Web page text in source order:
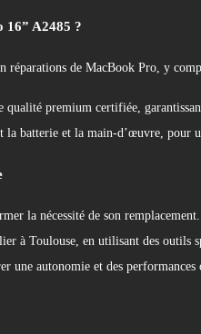
16” A2485 ?
réparations de MacBook Pro, y
qualité premium certifiée,
la batterie et la main-d’œuvre, pour
la nécessité de son
à Toulouse, en utilisant des outils
une autonomie et des